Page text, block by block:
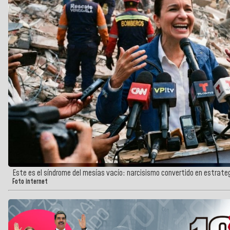
Este es el síndrome del mesías vacío: narcisismo convertido en
Foto internet